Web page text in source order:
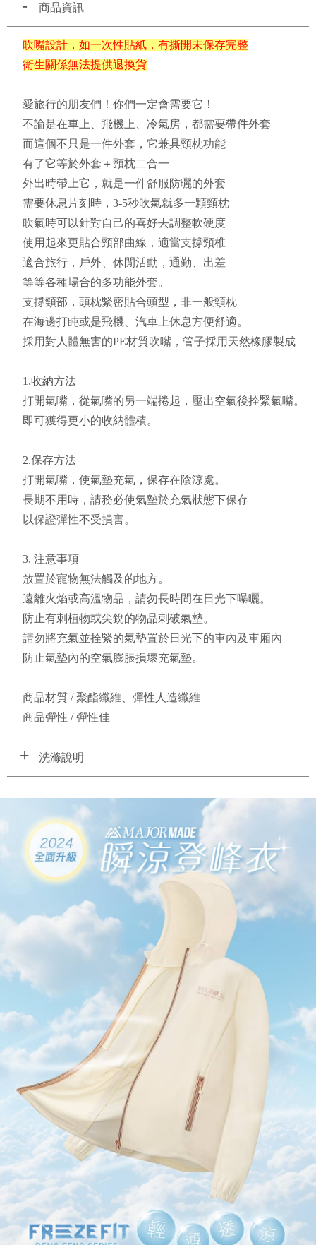
商品資訊
吹嘴設計，如一次性貼紙，有撕開未保存完整
衛生關係無法提供退換貨
愛旅行的朋友們！你們一定會需要它！
不論是在車上、飛機上、冷氣房，都需要帶件外套
而這個不只是一件外套，它兼具頸枕功能
有了它等於外套＋頸枕二合一
外出時帶上它，就是一件舒服防曬的外套
需要休息片刻時，3-5秒吹氣就多一顆頸枕
吹氣時可以針對自己的喜好去調整軟硬度
使用起來更貼合頸部曲線，適當支撐頸椎
適合旅行，戶外、休閒活動，通勤、出差
等等各種場合的多功能外套。
支撐頸部，頭枕緊密貼合頭型，非一般頸枕
在海邊打盹或是飛機、汽車上休息方便舒適。
採用對人體無害的PE材質吹嘴，管子採用天然橡膠製成
1.收納方法
打開氣嘴，從氣嘴的另一端捲起，壓出空氣後拴緊氣嘴。
即可獲得更小的收納體積。
2.保存方法
打開氣嘴，使氣墊充氣，保存在陰涼處。
長期不用時，請務必使氣墊於充氣狀態下保存
以保證彈性不受損害。
3. 注意事項
放置於寵物無法觸及的地方。
遠離火焰或高溫物品，請勿長時間在日光下曝曬。
防止有刺植物或尖銳的物品刺破氣墊。
請勿將充氣並拴緊的氣墊置於日光下的車內及車廂內
防止氣墊內的空氣膨脹損壞充氣墊。
商品材質 / 聚酯纖維、彈性人造纖維
商品彈性 / 彈性佳
洗滌說明